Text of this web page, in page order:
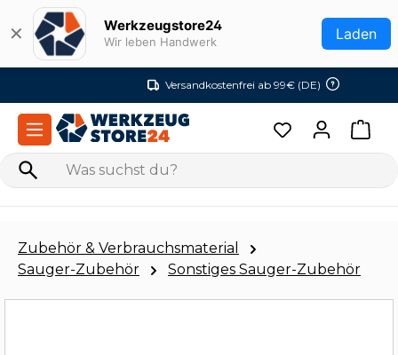
Zum Hauptinhalt springen
✕ Werkzeugstore24
Wir leben Handwerk Laden
Versandkostenfrei ab 99€ (DE)
Zubehör & Verbrauchsmaterial
Sauger-Zubehör
Sonstiges Sauger-Zubehör